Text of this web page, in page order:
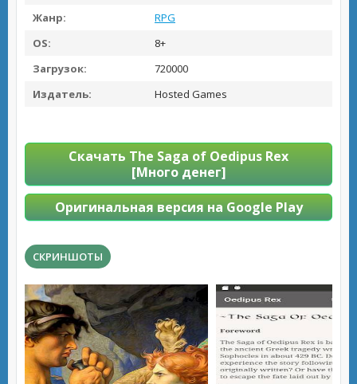
Жанр:
RPG
OS:
8+
Загрузок:
720000
Издатель:
Hosted Games
Скачать The Saga of Oedipus Rex
[Много денег]
Оригинальная версия на Google Play
СКРИНШОТЫ